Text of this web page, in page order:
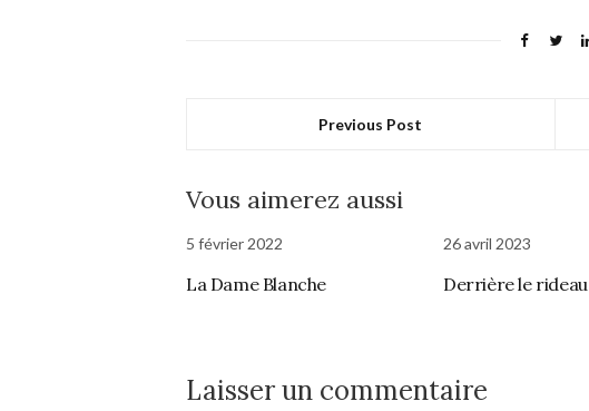
Previous Post
Vous aimerez aussi
5 février 2022
La Dame Blanche
26 avril 2023
Derrière le rideau
Laisser un commentaire